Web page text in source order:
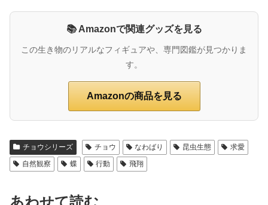
📚 Amazonで関連グッズを見る
この生き物のリアルなフィギュアや、専門図鑑が見つかりま
す。
Amazonの商品を見る
チョウシリーズ チョウ なわばり 昆虫生態
求愛
自然観察
蝶 行動 飛翔
あわせて読む